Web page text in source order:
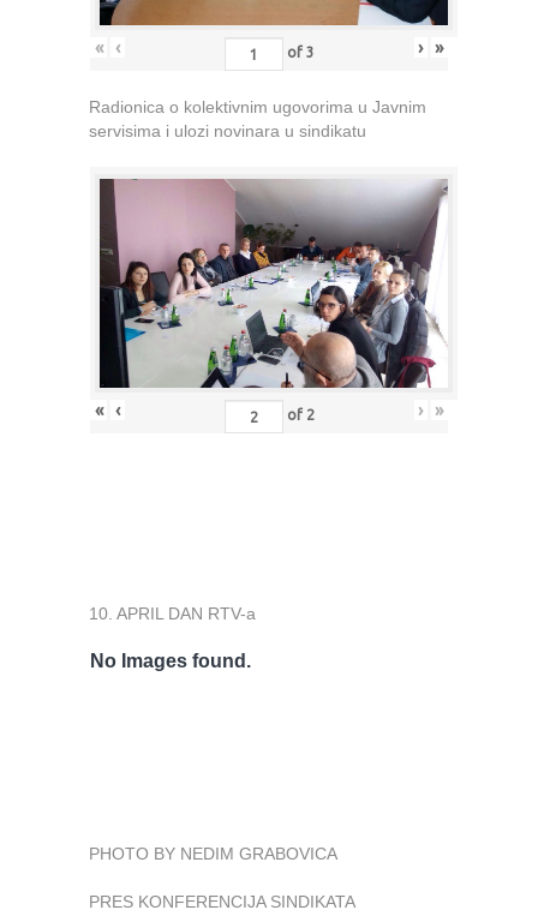
« ‹ of 3 › »
Radionica o kolektivnim ugovorima u Javnim
servisima i ulozi novinara u sindikatu
« ‹ of 2 › »
10. APRIL DAN RTV-a
No Images found.
PHOTO BY NEDIM GRABOVICA
PRES KONFERENCIJA SINDIKATA